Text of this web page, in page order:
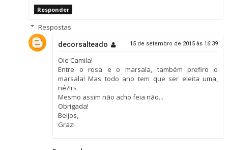
Responder
Respostas
decorsalteado 15 de setembro de 2015 às 16:39
Oie Camila!
Entre o rosa e o marsala, também prefiro o
marsala! Mas todo ano tem que ser eleita uma,
né?!rs
Mesmo assim não acho feia não...
Obrigada!
Beijos,
Grazi